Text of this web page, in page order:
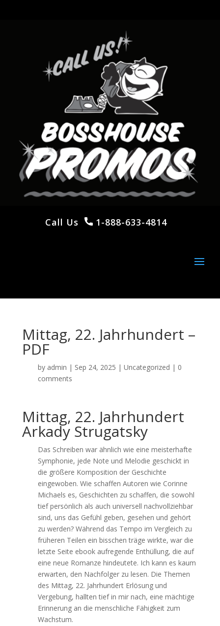
Call Us 1-888-633-4814
Mittag, 22. Jahrhundert –
PDF
by admin | Sep 24, 2025 | Uncategorized | 0
comments
Mittag, 22. Jahrhundert
Arkady Strugatsky
Das Schreiben war ähnlich wie eine meisterhafte
Symphonie, jede Note und Melodie geschickt in
die größere Komposition der Geschichte
eingewoben. Wie schaffen Autoren wie Corinne
Michaels es, Geschichten zu schaffen, die sowohl
tief persönlich als auch universell nachvollziehbar
sind, uns das Gefühl geben, gesehen und gehört
zu werden? Während das Tempo im Vergleich zu
früheren Teilen ein bisschen träge wirkte, war die
letzte Seite ebook aufregende Enthüllung, die auf
eine neue Romanze hindeutete. Ich kann es kaum
erwarten, den Nachfolger zu lesen. Die Themen
des Mittag, 22. Jahrhundert Erlösung und
Vergebung, hallten tief in mir nach, eine mächtige
Erinnerung an die menschliche Fähigkeit zum
Wachstum.